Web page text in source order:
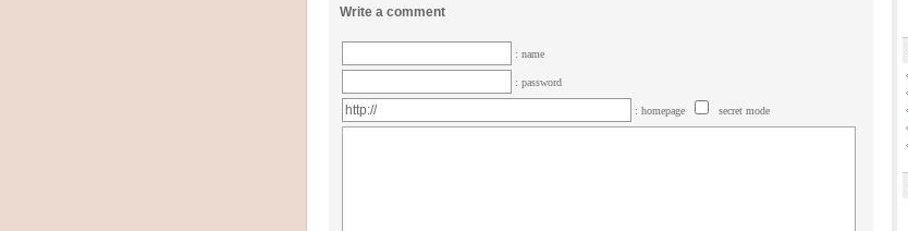
Write a comment
: name
: password
: homepage secret mode